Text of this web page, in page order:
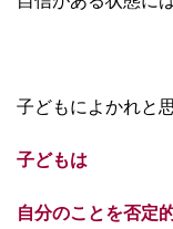
子どもによかれと
子どもは
自分のことを否定